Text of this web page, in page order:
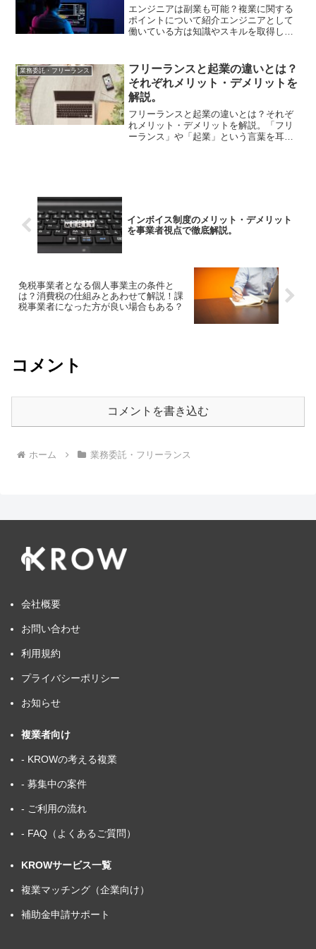
エンジニアは副業も可能？複業に関する
ポイントについて紹介エンジニアとして
働いている方は知識やスキルを取得して
に副業として働いていたり、いくつか掛
け持ちしながら複業して収...
業務委託・フリーランス
フリーランスと起業の違いとは？
それぞれメリット・デメリットを
解説。
フリーランスと起業の違いとは？それぞ
れメリット・デメリットを解説。「フリ
ーランス」や「起業」という言葉を耳に
インボイス制度のメリット・デメリット
を事業者視点で徹底解説。
免税事業者となる個人事業主の条件と
は？消費税の仕組みとあわせて解説！課
税事業者になった方が良い場合もある？
コメント
コメントを書き込む
ホーム 業務委託・フリーランス
会社概要
お問い合わせ
利用規約
プライバシーポリシー
お知らせ
複業者向け
- KROWの考える複業
- 募集中の案件
- ご利用の流れ
- FAQ（よくあるご質問）
KROWサービス一覧
複業マッチング（企業向け）
補助金申請サポート